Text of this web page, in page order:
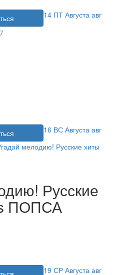
14 ПТ Августа авг
16 ВС Августа авг
Русские
ПОПСА
19 СР Августа авг